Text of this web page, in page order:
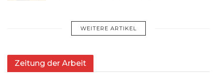
WEITERE ARTIKEL
Zeitung der Arbeit